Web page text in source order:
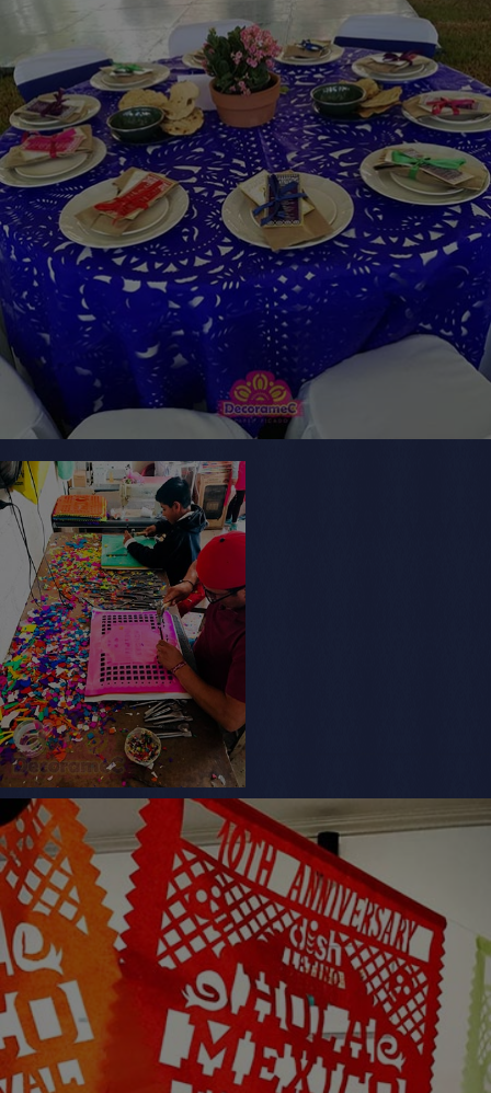
Que se necesita para el papel picado
Cinceles con cientos de formas, plomo y martillo
esto basta para darle forma al papel picado de día
de muertos
Papel Picado - Patrimonio Cultural del
estado de Puebla
El 22 de Septiembre de 1998 se declara a la
artesania de Papel Picado como Patrimonio
Cultural del Estado
Papel Picado dia de muertos
Te ayudamos en la eleccion del papel picado,
decoracion y cantidad que necesitas para decorar
con papel picado
El papel picado la decoracion mexicana
mas colorida
Cuando compra guirnaldas de papel picado, usted
apoya a mas de 75 artesanos papel china picado,
el papel picado es una tradicion preshipanica.